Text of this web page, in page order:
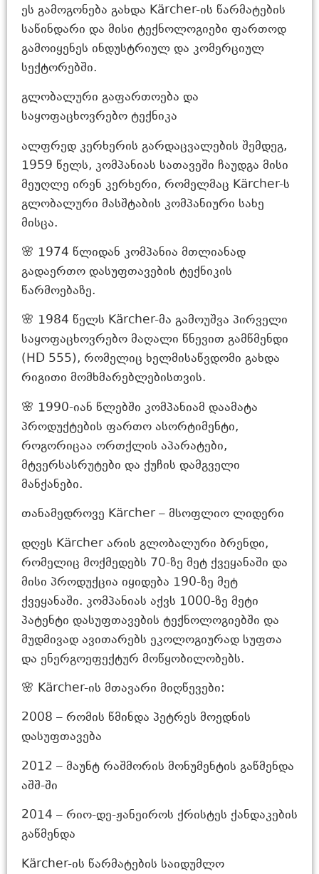
ეს გამოგონება გახდა Kärcher-ის წარმატების
საწინდარი და მისი ტექნოლოგიები ფართოდ
გამოიყენეს ინდუსტრიულ და კომერციულ
სექტორებში.
გლობალური გაფართოება და
საყოფაცხოვრებო ტექნიკა
ალფრედ კერხერის გარდაცვალების შემდეგ,
1959 წელს, კომპანიას სათავეში ჩაუდგა მისი
მეუღლე ირენ კერხერი, რომელმაც Kärcher-ს
გლობალური მასშტაბის კომპანიური სახე
მისცა.
🌸 1974 წლიდან კომპანია მთლიანად
გადაერთო დასუფთავების ტექნიკის
წარმოებაზე.
🌸 1984 წელს Kärcher-მა გამოუშვა პირველი
საყოფაცხოვრებო მაღალი წნევით გამწმენდი
(HD 555), რომელიც ხელმისაწვდომი გახდა
რიგითი მომხმარებლებისთვის.
🌸 1990-იან წლებში კომპანიამ დაამატა
პროდუქტების ფართო ასორტიმენტი,
როგორიცაა ორთქლის აპარატები,
მტვერსასრუტები და ქუჩის დამგველი
მანქანები.
თანამედროვე Kärcher – მსოფლიო ლიდერი
დღეს Kärcher არის გლობალური ბრენდი,
რომელიც მოქმედებს 70-ზე მეტ ქვეყანაში და
მისი პროდუქცია იყიდება 190-ზე მეტ
ქვეყანაში. კომპანიას აქვს 1000-ზე მეტი
პატენტი დასუფთავების ტექნოლოგიებში და
მუდმივად ავითარებს ეკოლოგიურად სუფთა
და ენერგოეფექტურ მოწყობილობებს.
🌸 Kärcher-ის მთავარი მიღწევები:
2008 – რომის წმინდა პეტრეს მოედნის
დასუფთავება
2012 – მაუნტ რაშმორის მონუმენტის გაწმენდა
აშშ-ში
2014 – რიო-დე-ჟანეიროს ქრისტეს ქანდაკების
გაწმენდა
Kärcher-ის წარმატების საიდუმლო